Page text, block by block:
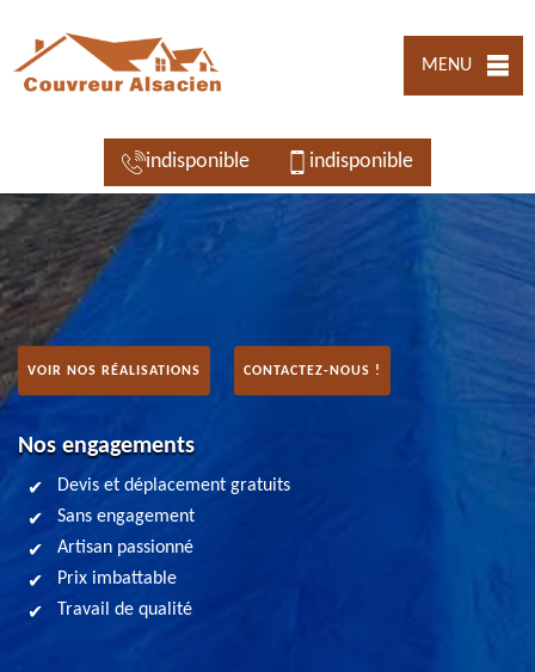
MENU
indisponible indisponible
VOIR NOS RÉALISATIONS CONTACTEZ-NOUS !
Nos engagements
Devis et déplacement gratuits
Sans engagement
Artisan passionné
Prix imbattable
Travail de qualité